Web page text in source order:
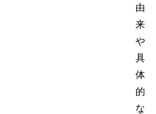
由
来
や
具
体
的
な